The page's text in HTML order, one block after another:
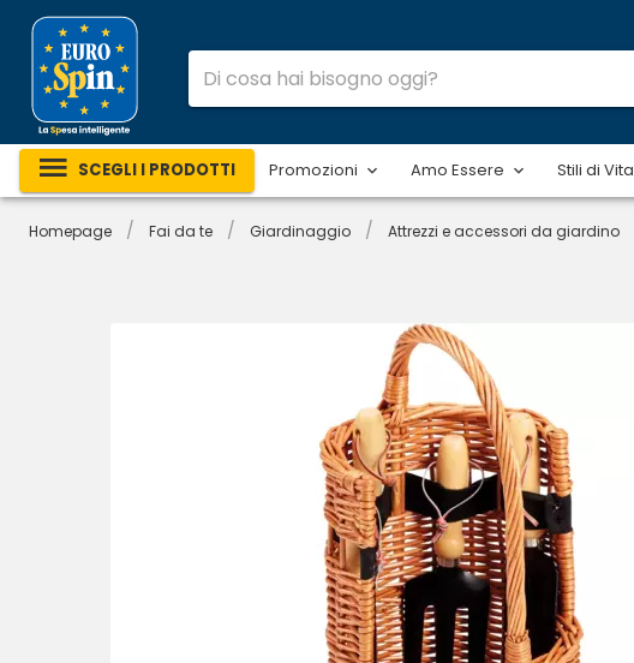
SCEGLI I PRODOTTI Promozioni Amo Essere Stili di Vita
Homepage / Fai da te / Giardinaggio / Attrezzi e accessori da giardino